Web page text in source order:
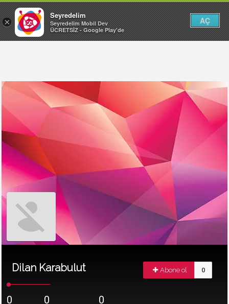
Dilan Karabulut Abone ol 0
0 0 0
×
Seyredelim
Seyredelim Mobil Dev
ÜCRETSİZ - Google Play'de
AÇ